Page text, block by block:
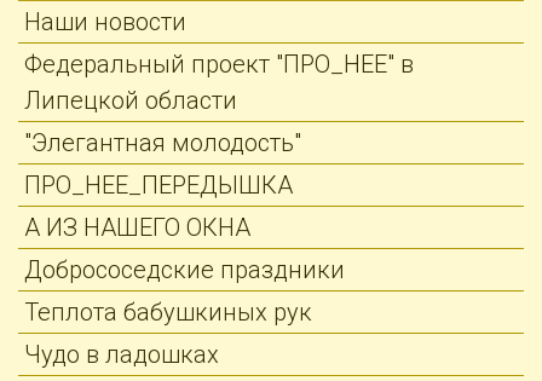
Наши новости
Федеральный проект "ПРО_НЕЕ" в
Липецкой области
"Элегантная молодость"
ПРО_НЕЕ_ПЕРЕДЫШКА
А ИЗ НАШЕГО ОКНА
Добрососедские праздники
Теплота бабушкиных рук
Чудо в ладошках